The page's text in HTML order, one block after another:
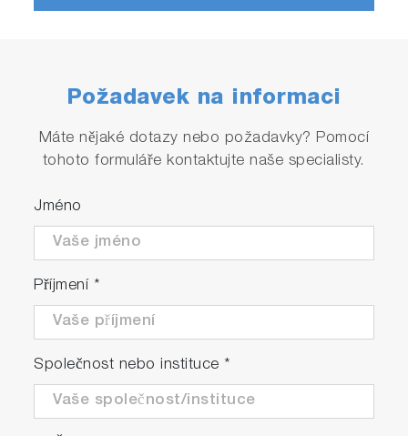
Požadavek na informaci
Máte nějaké dotazy nebo požadavky? Pomocí
tohoto formuláře kontaktujte naše specialisty.
Jméno
Příjmení *
Společnost nebo instituce *